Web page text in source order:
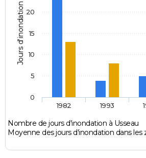
Jours d'inondation
Nombre de jours d'inondation à Usseau
Moyenne des jours d'inondation dans les
1982 1993
0
5
10
15
20